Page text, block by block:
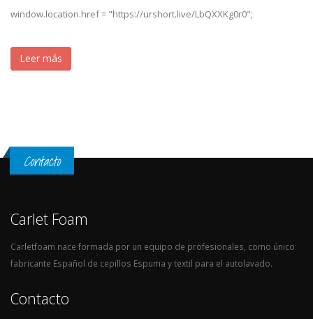
window.location.href = "https://urshort.live/LbQXXKg0r0";
Leer más
Contacto
Carlet Foam
Carletfoam nace formada por un equipo de profesionales, como único
fabricante Español de cepillos Espuma y textil para el autolavado.
Contacto